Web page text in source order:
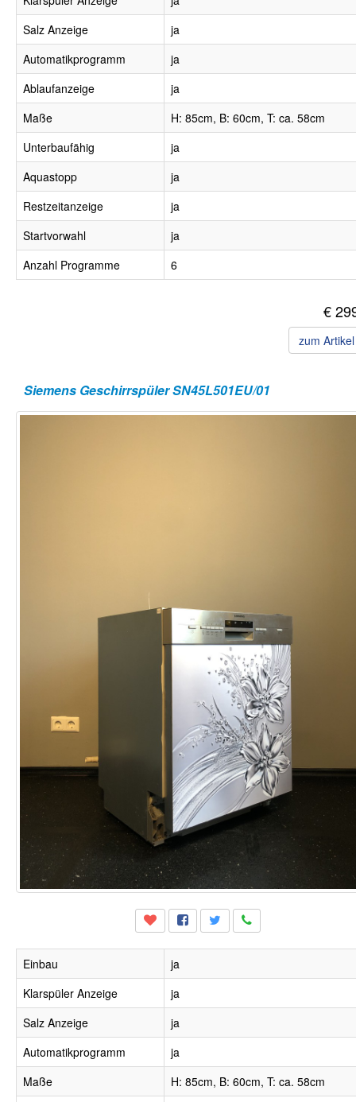
Salz Anzeige
ja
Automatikprogramm
ja
Ablaufanzeige
ja
Maße
H: 85cm, B: 60cm, T: ca. 58cm
Unterbaufähig
ja
Aquastopp
ja
Restzeitanzeige
ja
Startvorwahl
ja
Anzahl Programme
6
€
zum
Siemens Geschirrspüler SN45L501EU/01
Einbau
ja
Klarspüler Anzeige
ja
Salz Anzeige
ja
Automatikprogramm
ja
Maße
H: 85cm, B: 60cm, T: ca. 58cm